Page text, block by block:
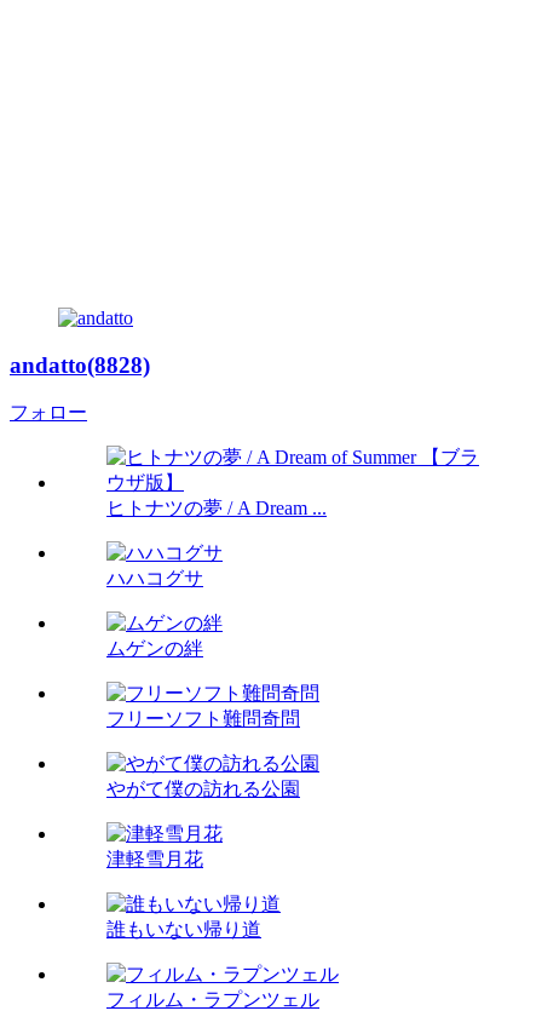
andatto(8828)
フォロー
ヒトナツの夢 / A Dream ...
ハハコグサ
ムゲンの絆
フリーソフト難問奇問
やがて僕の訪れる公園
津軽雪月花
誰もいない帰り道
フィルム・ラプンツェル